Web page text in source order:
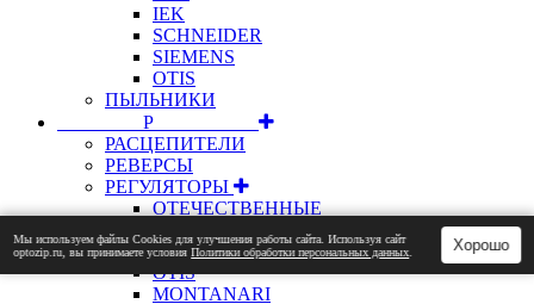
IEK
SCHNEIDER
SIEMENS
OTIS
ПЫЛЬНИКИ
⠀⠀⠀⠀⠀⠀Р⠀⠀⠀⠀⠀⠀⠀
РАСЦЕПИТЕЛИ
РЕВЕРСЫ
РЕГУЛЯТОРЫ
ОТЕЧЕСТВЕННЫЕ
РЕДУКТОРЫ
ОТЕЧЕСТВЕННЫЕ
OTIS
MONTANARI
Мы используем файлы Сookies для улучшения работы сайта. Используя сайт
optozip.ru, вы принимаете условияПолитики обработки персональных данных Хорошо